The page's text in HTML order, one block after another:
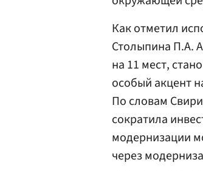
Как отметил
Столыпина П.А.
на 11 мест,
особый акцент
По словам
сократила
модернизации
через